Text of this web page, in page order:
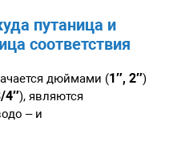
путаница и
соответствия
дюймами (1″, 2″)
4″), являются
– и